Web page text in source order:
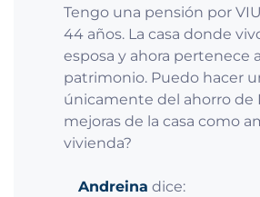
Tengo una pensión por
44 años. La casa donde
esposa y ahora pertenece
patrimonio. Puedo hacer
únicamente del ahorro de
mejoras de la casa como
vivienda?
Andreina dice: